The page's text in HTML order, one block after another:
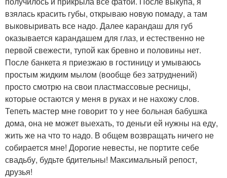
взялась красить губы, открываю новую помаду, а там
выковыривать все надо. Далее карандаш для губ
оказывается карандашем для глаз, и естественно не
первой свежести, тупой как бревно и половины нет.
После банкета я приезжаю в гостиницу и умываюсь
простым жидким мылом (вообще без затруднений)
просто смотрю на свои пластмассовые ресницы,
которые остаются у меня в руках и не нахожу слов.
Тепеть мастер мне говорит то у нее больная бабушка
дома, она не может выехать, то деньги ей нужны на еду,
жить же на что то надо. В общем возвращать ничего не
собирается мне! Дорогие невесты, не портите себе
свадьбу, будьте бдительны! Максимальный репост,
друзья!